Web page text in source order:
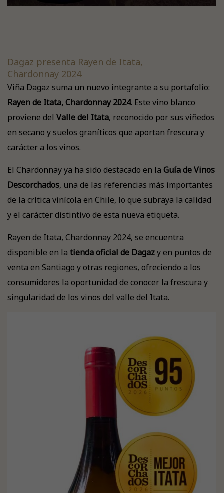
Dagaz presenta Rayen de Itata,
Chardonnay 2024
Viña Dagaz suma un nuevo integrante a su portafolio:
Rayen de Itata, Chardonnay 2024. Este vino blanco
proviene del Valle del Itata, reconocido por sus viñedos
en secano y suelos graníticos que aportan frescura y
carácter a los vinos.
El Chardonnay ya ha sido destacado en la Guía de Vinos
Descorchados, una de las referencias más importantes
de la crítica vinícola en Chile, lo que subraya la calidad
y el carácter distintivo de esta nueva etiqueta.
Rayen de Itata, Chardonnay 2024, se encuentra
disponible en la tienda oficial de Dagazy en puntos de
venta en Santiago y otras regiones, ofreciendo a los
consumidores la oportunidad de conocer la frescura y
singularidad de los vinos del valle del Itata.